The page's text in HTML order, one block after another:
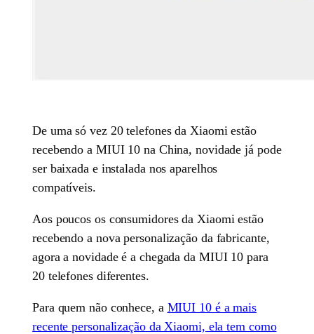
De uma só vez 20 telefones da Xiaomi estão
recebendo a MIUI 10 na China, novidade já pode
ser baixada e instalada nos aparelhos
compatíveis.
Aos poucos os consumidores da Xiaomi estão
recebendo a nova personalização da fabricante,
agora a novidade é a chegada da MIUI 10 para
20 telefones diferentes.
Para quem não conhece, a MIUI 10 é a mais
recente personalização da Xiaomi, ela tem como